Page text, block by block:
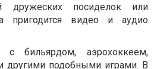
дружеских посиделок или
пригодится видео и аудио
бильярдом, аэрохоккеем,
другими подобными играми. В